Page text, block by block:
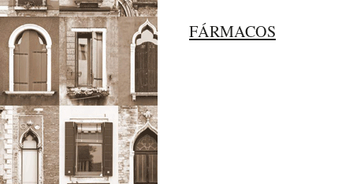
FÁRMACOS